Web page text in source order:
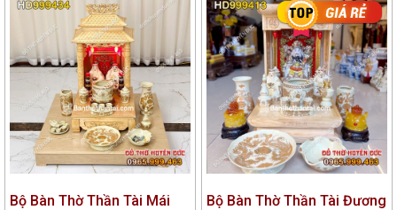
Bộ Bàn Thờ Thần Tài Mái
Bộ Bàn Thờ Thần Tài Đương